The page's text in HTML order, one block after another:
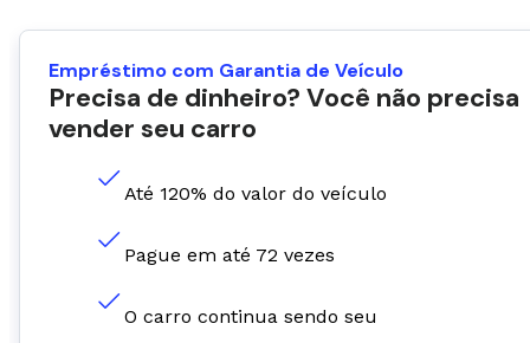
Empréstimo com Garantia de Veículo
Precisa de dinheiro? Você não precisa
vender seu carro
Até 120% do valor do veículo
Pague em até 72 vezes
O carro continua sendo seu